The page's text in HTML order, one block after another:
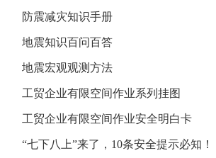
防震减灾知识手册
地震知识百问百答
地震宏观观测方法
工贸企业有限空间作业系列挂图
工贸企业有限空间作业安全明白卡
“七下八上”来了，10条安全提示必知！